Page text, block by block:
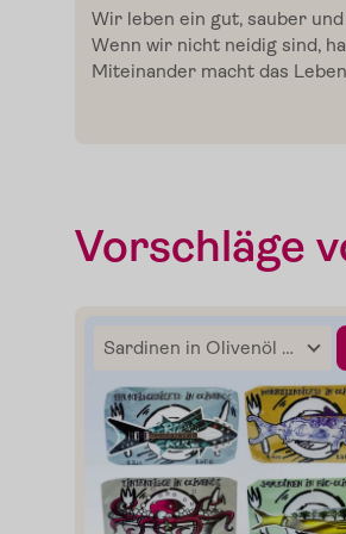
Kontakt
Login
Wir leben ein gut, sauber
Wenn wir nicht neidig sind,
Miteinander macht das
Vorschläge